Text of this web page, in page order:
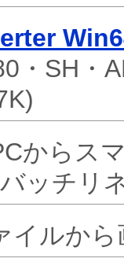
・SH・
からス
ッチリ
イルか